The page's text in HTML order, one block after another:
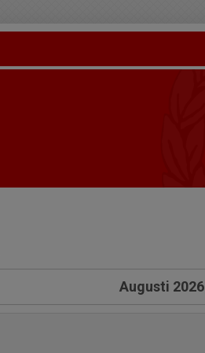
Augusti 2026